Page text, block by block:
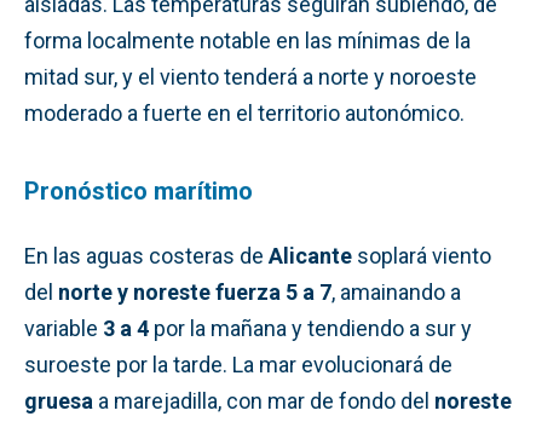
forma localmente notable en las mínimas de la
mitad sur, y el viento tenderá a norte y noroeste
moderado a fuerte en el territorio autonómico.
Pronóstico marítimo
En las aguas costeras de Alicante soplará viento
del norte y noreste fuerza 5 a 7, amainando a
variable 3 a 4 por la mañana y tendiendo a sur y
suroeste por la tarde. La mar evolucionará de
gruesa a marejadilla, con mar de fondo del noreste